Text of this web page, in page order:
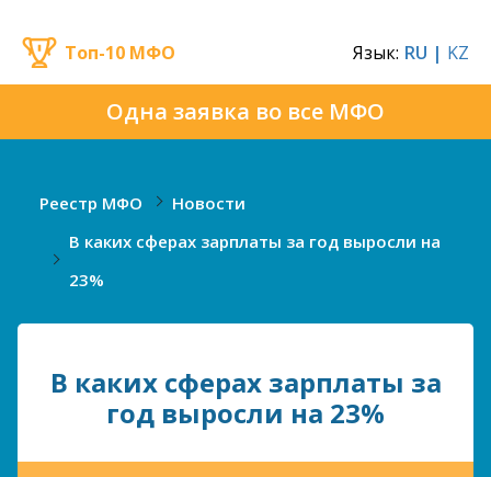
Одна заявка во все МФО
Топ-10 МФО Язык: RU | KZ
Реестр МФО
Новости
В каких сферах зарплаты за год выросли на
23%
В каких сферах зарплаты за
год выросли на 23%